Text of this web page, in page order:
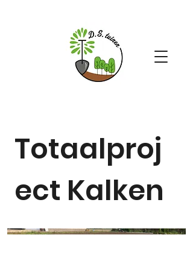
Totaalproj
ect Kalken